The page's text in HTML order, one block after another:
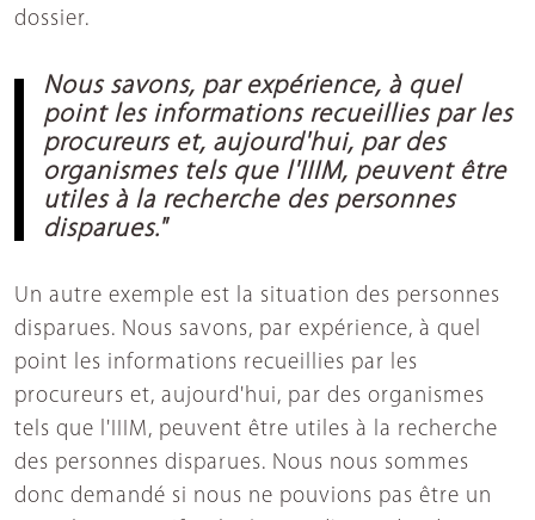
dossier.
Nous savons, par expérience, à quel
point les informations recueillies par les
procureurs et, aujourd'hui, par des
organismes tels que l'IIIM, peuvent être
utiles à la recherche des personnes
disparues."
Un autre exemple est la situation des personnes
disparues. Nous savons, par expérience, à quel
point les informations recueillies par les
procureurs et, aujourd'hui, par des organismes
tels que l'IIIM, peuvent être utiles à la recherche
des personnes disparues. Nous nous sommes
donc demandé si nous ne pouvions pas être un